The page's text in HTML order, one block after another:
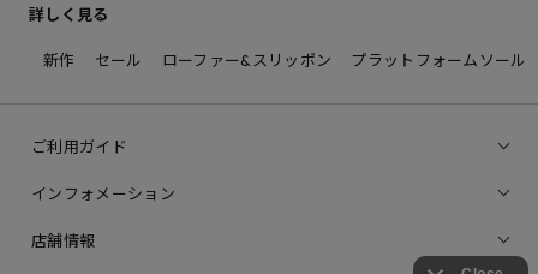
詳しく見る
新作 セール ローファー&スリッポン プラットフォームソール
ご利用ガイド
インフォメーション
店舗情報